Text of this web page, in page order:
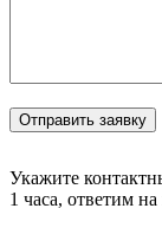
Укажите
1 часа, ответим